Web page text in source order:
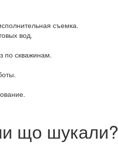
съемка.
вод.
по скважинам.
що шукали?